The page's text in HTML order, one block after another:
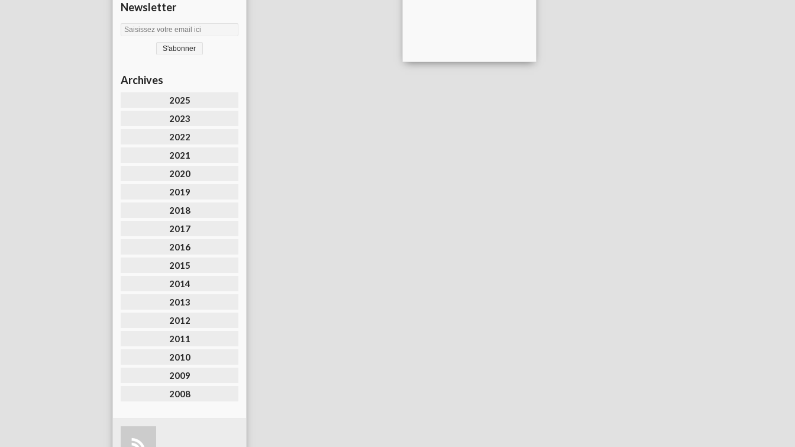
Newsletter
Archives
2025
2023
2022
2021
2020
2019
2018
2017
2016
2015
2014
2013
2012
2011
2010
2009
2008